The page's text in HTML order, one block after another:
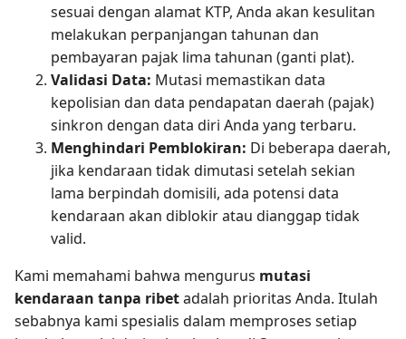
sesuai dengan alamat KTP, Anda akan kesulitan
melakukan perpanjangan tahunan dan
pembayaran pajak lima tahunan (ganti plat).
Validasi Data: Mutasi memastikan data
kepolisian dan data pendapatan daerah (pajak)
sinkron dengan data diri Anda yang terbaru.
Menghindari Pemblokiran: Di beberapa daerah,
jika kendaraan tidak dimutasi setelah sekian
lama berpindah domisili, ada potensi data
kendaraan akan diblokir atau dianggap tidak
valid.
Kami memahami bahwa mengurus mutasi
kendaraan tanpa ribetadalah prioritas Anda. Itulah
sebabnya kami spesialis dalam memproses setiap